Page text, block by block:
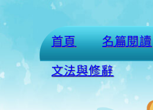
首頁 名篇閱讀
文法與修辭